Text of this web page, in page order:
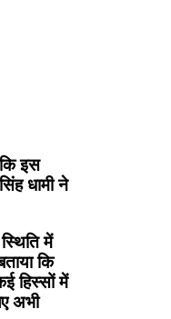
इस
धामी ने
में
कि
हिस्सों में
अभी